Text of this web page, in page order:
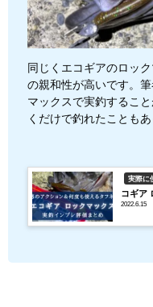
同じくエコギアのロッ
の親和性が高いです。
マックスで実釣するこ
くだけで釣れたことも
実際に
コギア
とめ】
2022.6.15